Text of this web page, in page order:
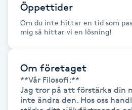
Healing
Herrklippning
HIFU
Hollywood Peel
Öppettider
Om du inte hittar en tid som
mig så hittar vi en lösning!
Om företaget
**Vår Filosofi:**
Jag tror på att förstärka din
inte ändra den. Hos oss